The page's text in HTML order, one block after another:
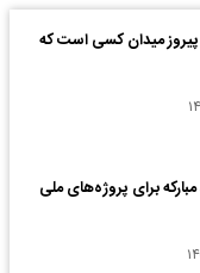
پیروز میدان کسی است که
برای پروژه‌های ملی